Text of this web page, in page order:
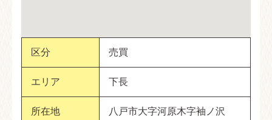
区分 売買
エリア 下長
所在地 八戸市大字河原木字袖ノ沢